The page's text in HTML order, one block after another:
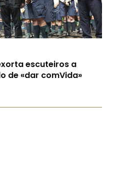
escuteiros a
de «dar comVida»